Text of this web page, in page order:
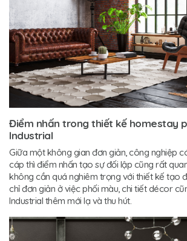
Điểm nhấn trong thiết kế homestay
Industrial
Giữa một không gian đơn giản, công nghiệp
cáp thì điểm nhấn tạo sự đối lập cũng rất
không cần quá nghiêm trọng với thiết kế tạo
chỉ đơn giản ở việc phối màu, chi tiết décor
Industrial thêm mới lạ và thu hút.